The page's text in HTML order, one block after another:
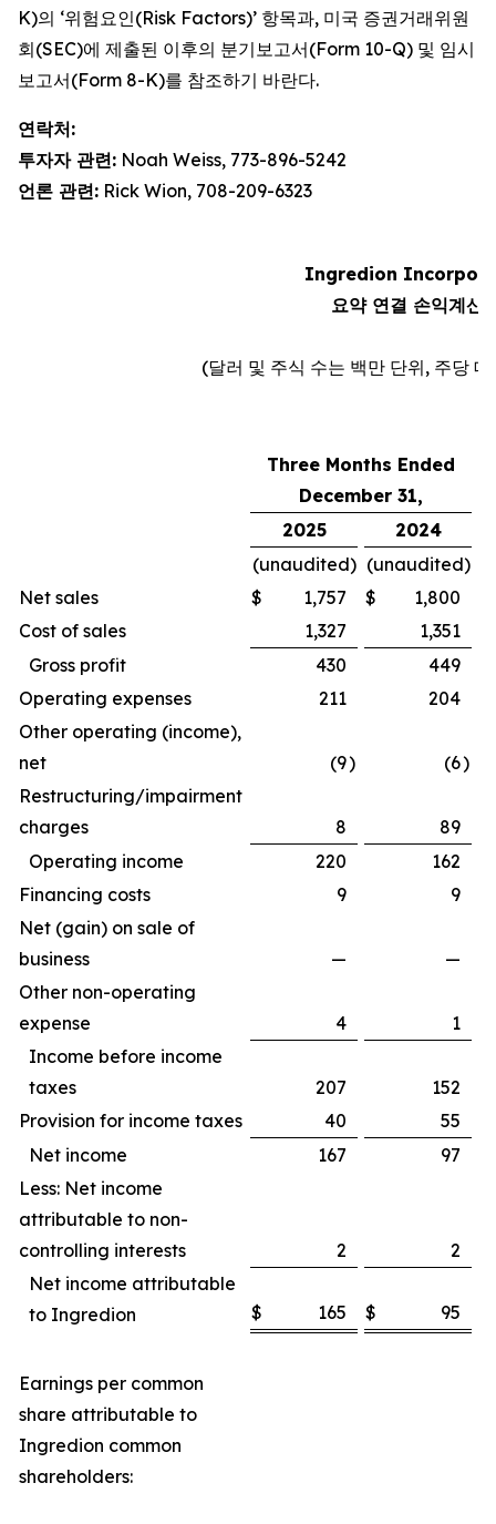
K)의 ‘위험요인(Risk Factors)’ 항목과, 미국 증권거래위원
회(SEC)에 제출된 이후의 분기보고서(Form 10-Q) 및 임시
보고서(Form 8-K)를 참조하기 바란다.
연락처:
투자자 관련: Noah Weiss, 773-896-5242
언론 관련: Rick Wion, 708-209-6323
Ingredion
요약 연결 손익계산
(달러 및 주식 수는 백만 단위, 주당
Three Months Ended
December 31,
2025
2024
(unaudited) (unaudited)
Net sales
$ 1,757 $
1,800
Cost of sales
1,327
1,351
Gross profit
430
449
Operating expenses
211
204
Other operating (income),
net
(9) (6)
Restructuring/impairment
charges
8
89
Operating income
220 162
Financing costs
9
9
Net (gain) on sale of
business
—
—
Other non-operating
expense
4
1
Income before income
taxes
207 152
Provision for income taxes
40
55
Net income
167 97
Less: Net income
attributable to non-
controlling interests
2
2
Net income attributable
to Ingredion
$ 165 $ 95
Earnings per common
share attributable to
Ingredion common
shareholders: